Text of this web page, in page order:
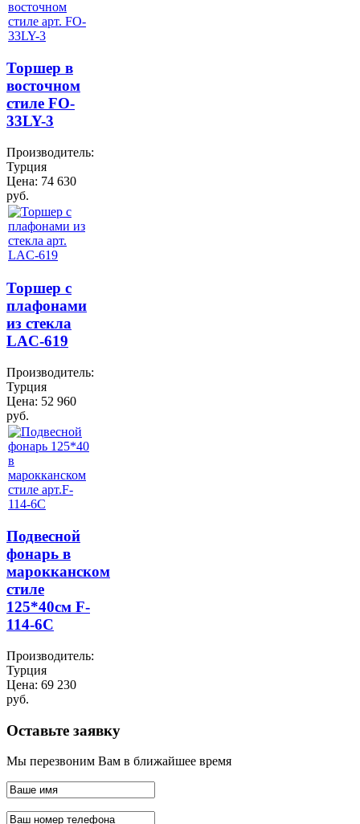
Торшер в
восточном
стиле FO-
33LY-3
Производитель:
Турция
Цена: 74 630
руб.
Торшер с
плафонами
из стекла
LAC-619
Производитель:
Турция
Цена: 52 960
руб.
Подвесной
фонарь в
марокканском
стиле
125*40см F-
114-6C
Производитель:
Турция
Цена: 69 230
руб.
Оставьте заявку
Мы перезвоним Вам в ближайшее время